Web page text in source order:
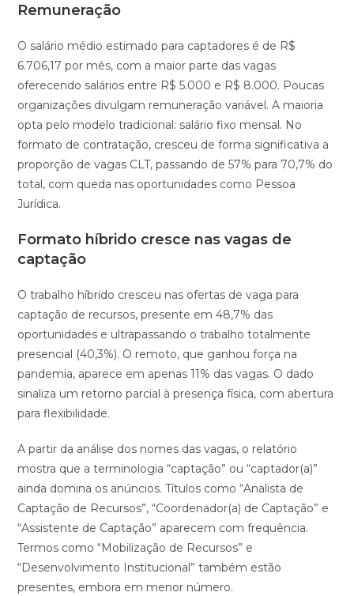
Remuneração
O salário médio estimado para captadores é de R$
6.706,17 por mês, com a maior parte das vagas
oferecendo salários entre R$ 5.000 e R$ 8.000. Poucas
organizações divulgam remuneração variável. A maioria
opta pelo modelo tradicional: salário fixo mensal. No
formato de contratação, cresceu de forma significativa a
proporção de vagas CLT, passando de 57% para 70,7% do
total, com queda nas oportunidades como Pessoa
Jurídica.
Formato híbrido cresce nas vagas de
captação
O trabalho híbrido cresceu nas ofertas de vaga para
captação de recursos, presente em 48,7% das
oportunidades e ultrapassando o trabalho totalmente
presencial (40,3%). O remoto, que ganhou força na
pandemia, aparece em apenas 11% das vagas. O dado
sinaliza um retorno parcial à presença física, com abertura
para flexibilidade.
A partir da análise dos nomes das vagas, o relatório
mostra que a terminologia “captação” ou “captador(a)”
ainda domina os anúncios. Títulos como “Analista de
Captação de Recursos”, “Coordenador(a) de Captação” e
“Assistente de Captação” aparecem com frequência.
Termos como “Mobilização de Recursos” e
“Desenvolvimento Institucional” também estão
presentes, embora em menor número.